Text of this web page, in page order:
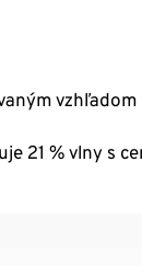
vzhľadom
21 % vlny s